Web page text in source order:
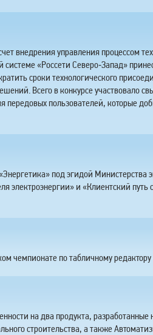
внедрения управления процессом
«Россети Северо‑Запад»
сроки технологического
Всего в конкурсе участвовало
передовых пользователей, которые
под эгидой Министерства
и «Клиентский путь
чемпионате по табличному
на два продукта,
строительства, а также